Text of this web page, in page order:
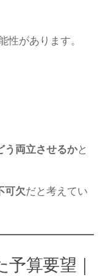
性があります。
う両立させるかと
可欠だと考えてい
算要望｜